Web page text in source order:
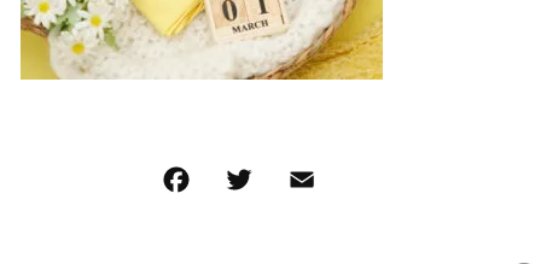
カテゴリー一覧
バースデーセット
価格帯
～